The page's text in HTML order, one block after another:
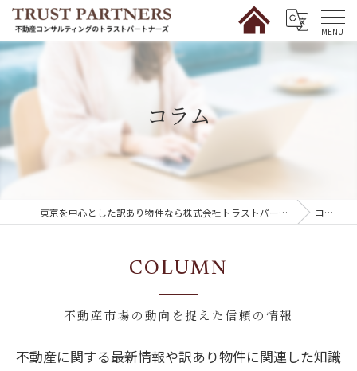
コラム
東京を中心とした訳あり物件なら株式会社トラストパートナーズ コラム
COLUMN
不動産市場の動向を捉えた信頼の情報
不動産に関する最新情報や訳あり物件に関連した知識